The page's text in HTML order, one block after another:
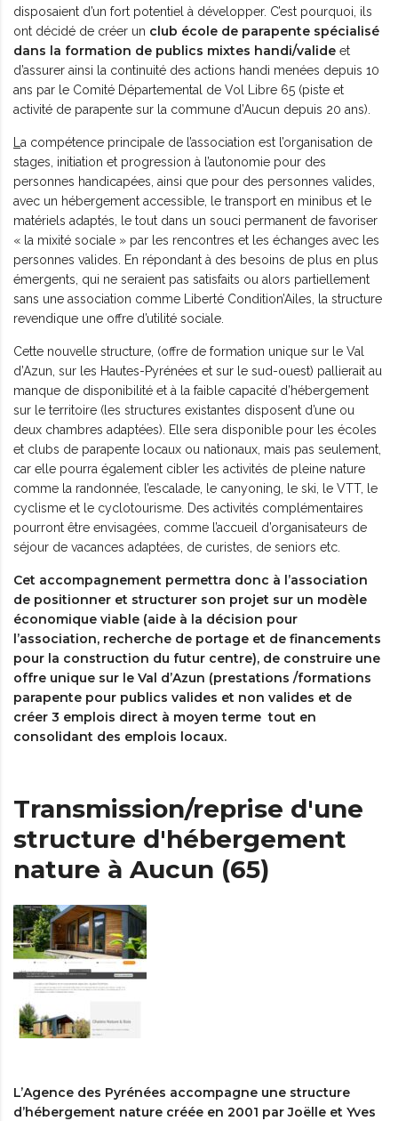
disposaient d’un fort potentiel à développer. C’est pourquoi, ils
ont décidé de créer un club école de parapente spécialisé
dans la formation de publics mixtes handi/valide et
d’assurer ainsi la continuité des actions handi menées depuis 10
ans par le Comité Départemental de Vol Libre 65 (piste et
activité de parapente sur la commune d’Aucun depuis 20 ans).
a compétence principale de l’association est l’organisation de
stages, initiation et progression à l’autonomie pour des
personnes handicapées, ainsi que pour des personnes valides,
avec un hébergement accessible, le transport en minibus et le
matériels adaptés, le tout dans un souci permanent de favoriser
« la mixité sociale » par les rencontres et les échanges avec les
personnes valides. En répondant à des besoins de plus en plus
émergents, qui ne seraient pas satisfaits ou alors partiellement
sans une association comme Liberté Condition’Ailes, la structure
revendique une offre d’utilité sociale.
Cette nouvelle structure, (offre de formation unique sur le Val
d’Azun, sur les Hautes-Pyrénées et sur le sud-ouest) pallierait au
manque de disponibilité et à la faible capacité d’hébergement
sur le territoire (les structures existantes disposent d’une ou
deux chambres adaptées). Elle sera disponible pour les écoles
et clubs de parapente locaux ou nationaux, mais pas seulement,
car elle pourra également cibler les activités de pleine nature
comme la randonnée, l’escalade, le canyoning, le ski, le VTT, le
cyclisme et le cyclotourisme. Des activités complémentaires
pourront être envisagées, comme l’accueil d’organisateurs de
séjour de vacances adaptées, de curistes, de seniors etc.
Cet accompagnement permettra donc à l’association
de positionner et structurer son projet sur un modèle
économique viable (aide à la décision pour
l’association, recherche de portage et de financements
pour la construction du futur centre), de construire une
offre unique sur le Val d’Azun (prestations /formations
parapente pour publics valides et non valides et de
créer 3 emplois direct à moyen terme tout en
consolidant des emplois locaux.
Transmission/reprise d'une
structure d'hébergement
nature à Aucun (65)
L’Agence des Pyrénées accompagne une structure
d’hébergement nature créée en 2001 par Joëlle et Yves